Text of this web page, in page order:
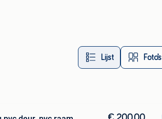
Lijst Foto’s